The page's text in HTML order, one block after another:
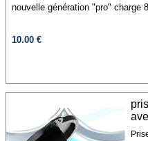
nouvelle génération "pro" charge
10.00 €